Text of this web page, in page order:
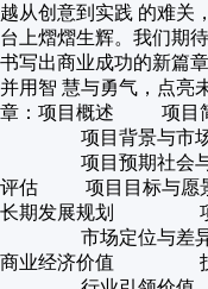
越从创意到实践 的难关
台上熠熠生辉。我们期
书写出商业成功的新篇
并用智 慧与勇气，点亮
章：项目概述 项
项目背景与市
项目预期社会与
评估 项目目标
长期发展规划
市场定位与差
商业经济价值